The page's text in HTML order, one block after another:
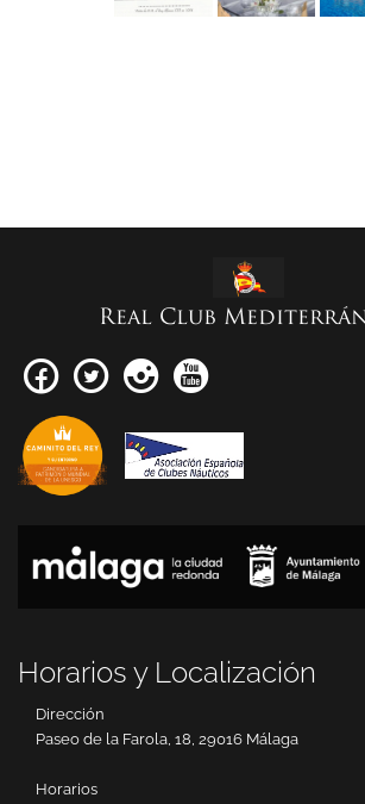
Real Club
Horarios y Localización
Dirección
Paseo de la Farola, 18, 29016 Málaga
Horarios